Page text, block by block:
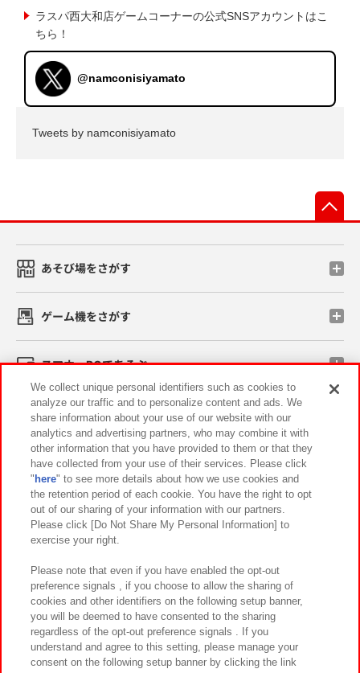
ラスパ西大和店ゲームコーナーの公式SNSアカウントはこ
ちら！
@namconisiyamato
Tweets by namconisiyamato
あそび場をさがす
ゲーム機をさがす
スマホ・PCであそぶ
イベント・キャンペーン
関連会社 サステナビリティ サイトポリシー
プライバシーポリシー ウェブアクセシビリティ方針と検証結果
お取引先さまとともに
カスタマーハラスメント対応方針 よくあるご質問・お問い合わせ
We collect unique personal identifiers such as cookies to
analyze our traffic and to personalize content and ads. We
share information about your use of our website with our
analytics and advertising partners, who may combine it with
other information that you have provided to them or that they
have collected from your use of their services. Please click
" here" to see more details about how we use cookies and
the retention period of each cookie. You have the right to opt
out of our sharing of your information with our partners.
Please click [Do Not Share My Personal Information] to
exercise your right.
Please note that even if you have enabled the opt-out
preference signals , if you choose to allow the sharing of
cookies and other identifiers on the following setup banner,
you will be deemed to have consented to the sharing
regardless of the opt-out preference signals . If you
understand and agree to this setting, please manage your
consent on the following setup banner by clicking the link